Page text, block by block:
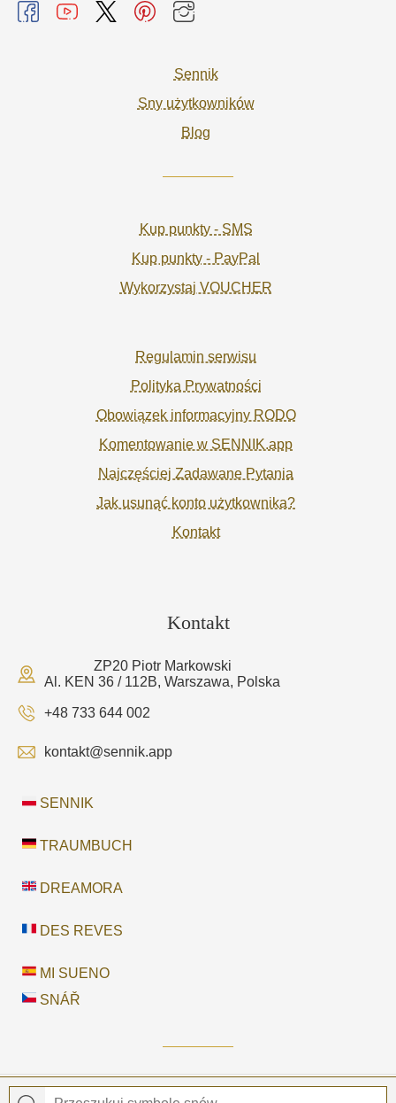
Sennik
Sny użytkowników
Blog
Kup punkty - SMS
Kup punkty - PayPal
Wykorzystaj VOUCHER
Regulamin serwisu
Polityka Prywatności
Obowiązek informacyjny RODO
Komentowanie w SENNIK.app
Najczęściej Zadawane Pytania
Jak usunąć konto użytkownika?
Kontakt
Kontakt
ZP20 Piotr Markowski
Al. KEN 36 / 112B, Warszawa, Polska
+48 733 644 002
kontakt@sennik.app
SENNIK
TRAUMBUCH
DREAMORA
DES REVES
MI SUENO
SNÁŘ